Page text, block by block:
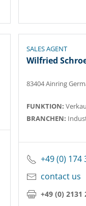
SALES AGENT
Wilfried
83404 Ainring
FUNKTION:
BRANCHEN:
+49 (0) 174
contact us
+49 (0) 2131